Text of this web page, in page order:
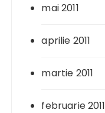
mai 2011
aprilie 2011
martie 2011
februarie 2011